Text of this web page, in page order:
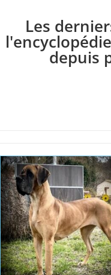
Les
depuis